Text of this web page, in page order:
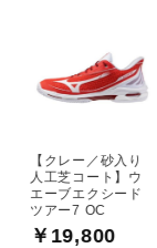
サイズ
22.5～25.5cm
【クレー／砂入り
人工芝コート】ウ
エーブエクシード
ツアー7 OC
￥19,800